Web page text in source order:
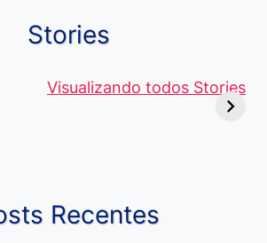
Stories
Visualizando todos Stories
de 5 Centavos
Curso de
Pacote
Recentes